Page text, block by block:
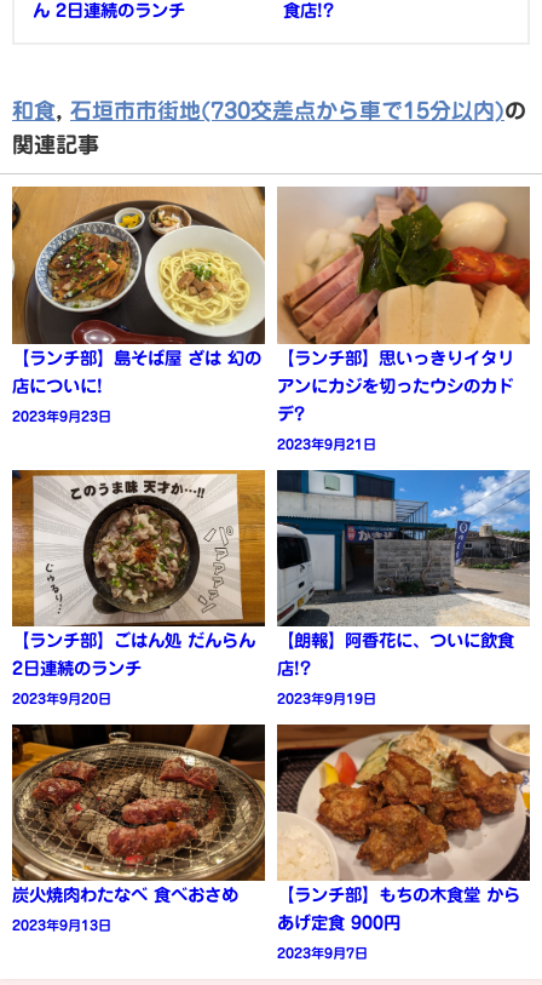
ん 2日連続のランチ
食店!?
和食, 石垣市市街地(730交差点から車で15分以内)の
関連記事
【ランチ部】島そば屋 ざは 幻の
店についに!
2023年9月23日
【ランチ部】思いっきりイタリ
アンにカジを切ったウシのカド
デ?
2023年9月21日
【ランチ部】ごはん処 だんらん
2日連続のランチ
2023年9月20日
【朗報】阿香花に、ついに飲食
店!?
2023年9月19日
炭火焼肉わたなべ 食べおさめ
2023年9月13日
【ランチ部】もちの木食堂 から
あげ定食 900円
2023年9月7日